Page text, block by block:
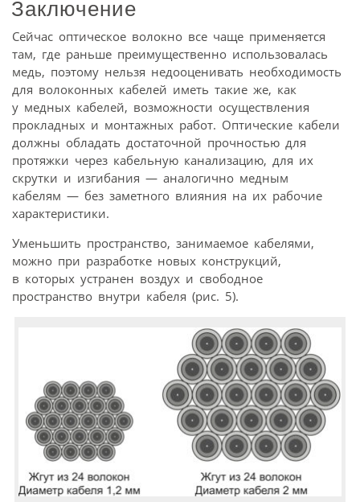
Заключение
Сейчас оптическое волокно все чаще применяется
там, где раньше преимущественно использовалась
медь, поэтому нельзя недооценивать необходимость
для волоконных кабелей иметь такие же, как
у медных кабелей, возможности осуществления
прокладных и монтажных работ. Оптические кабели
должны обладать достаточной прочностью для
протяжки через кабельную канализацию, для их
скрутки и изгибания — аналогично медным
кабелям — без заметного влияния на их рабочие
характеристики.
Уменьшить пространство, занимаемое кабелями,
можно при разработке новых конструкций,
в которых устранен воздух и свободное
пространство внутри кабеля (рис. 5).